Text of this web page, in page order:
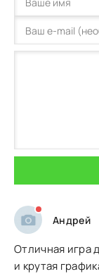
Андрей
Отличная игра
и крутая